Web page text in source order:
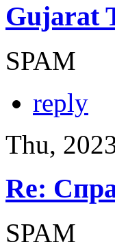
Gujarat
SPAM
reply
Thu,
Re:
SPAM